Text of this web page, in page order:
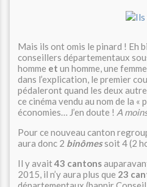
Mais ils ont omis le pinard ! Eh
conseillers départementaux
homme et un homme, une
dans l’explication, le premier
pédaleront quand les deux
ce cinéma vendu au nom de la «
économies… J’en doute ! A
Pour ce nouveau canton
aura donc 2 binômessoit 4 (2
Il y avait43 cantons
2015, il n’y aura plus que 23